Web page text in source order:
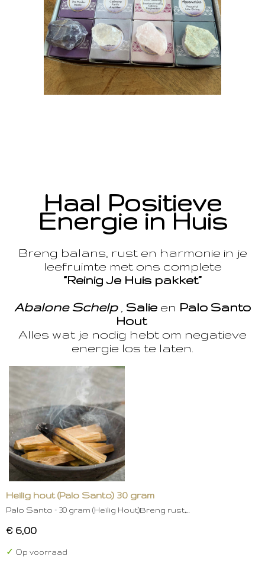
Haal Positieve
Energie in Huis
Breng balans, rust en harmonie in je
leefruimte met ons complete
“Reinig Je Huis pakket”
Abalone Schelp, Salie en Palo Santo
Hout
Alles wat je nodig hebt om negatieve
energie los te laten.
Heilig hout (Palo Santo) 30 gram
Palo Santo – 30 gram (Heilig Hout)Breng rust,…
€ 6,00
✓ Op voorraad